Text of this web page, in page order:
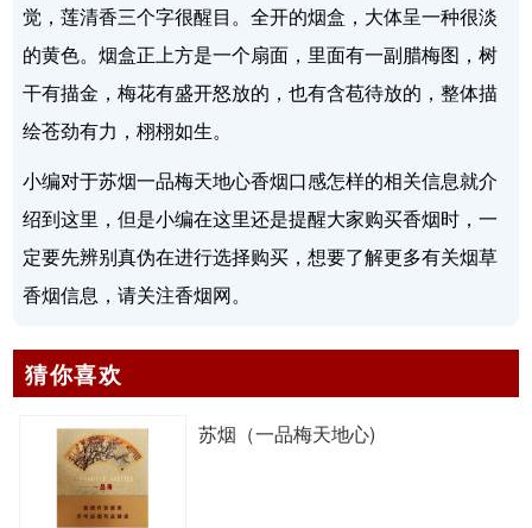
觉，莲清香三个字很醒目。全开的烟盒，大体呈一种很淡
的黄色。烟盒正上方是一个扇面，里面有一副腊梅图，树
干有描金，梅花有盛开怒放的，也有含苞待放的，整体描
绘苍劲有力，栩栩如生。
小编对于苏烟一品梅天地心香烟口感怎样的相关信息就介
绍到这里，但是小编在这里还是提醒大家购买香烟时，一
定要先辨别真伪在进行选择购买，想要了解更多有关烟草
香烟信息，请关注香烟网。
猜你喜欢
苏烟（一品梅天地心)